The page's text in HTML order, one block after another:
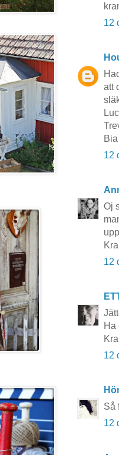
12
att
Bia
12
Oj
12
Ha
12
Så
12